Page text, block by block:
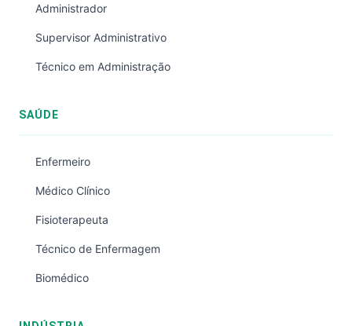
Administrador
Supervisor Administrativo
Técnico em Administração
SAÚDE
Enfermeiro
Médico Clínico
Fisioterapeuta
Técnico de Enfermagem
Biomédico